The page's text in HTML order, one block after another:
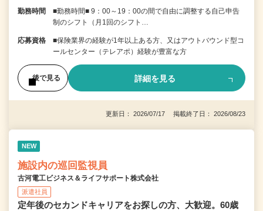
勤務時間
■勤務時間■ 9：00～19：00の間で自由に調整する自己申告
制のシフト（月1回のシフト…
応募資格
■保険業界の経験が1年以上ある方、又はアウトバウンド型コ
ールセンター（テレアポ）経験が豊富な方
後で見る 詳細を見る
更新日： 2026/07/17 掲載終了日： 2026/08/23
NEW
施設内の巡回監視員
古河電工ビジネス＆ライフサポート株式会社
派遣社員
定年後のセカンドキャリアをお探しの方、大歓迎。60歳